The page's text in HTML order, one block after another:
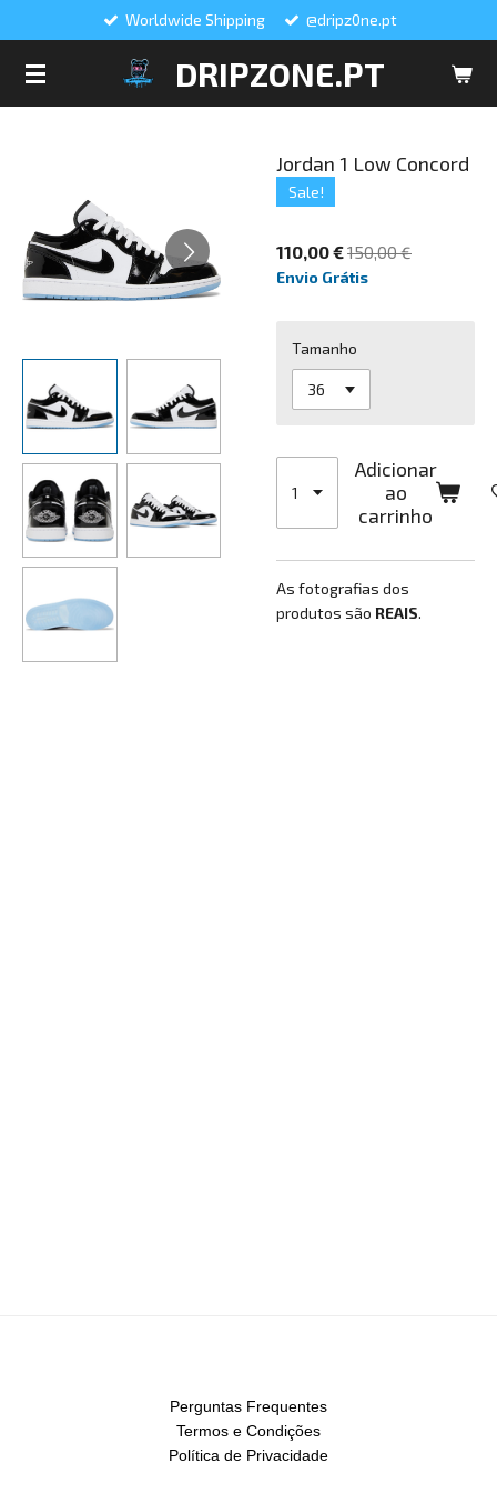
DRIPZONE.PT
Worldwide Shipping @dripz0ne.pt
Jordan 1 Low Concord
Sale!
110,00 €150,00 €
Envio Grátis
Tamanho
Adicionar
ao
carrinho
As fotografias dos
produtos são REAIS.
Perguntas Frequentes
Termos e Condições
Política de Privacidade